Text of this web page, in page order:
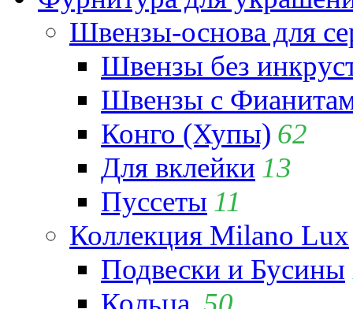
Швензы-основа для
Швензы без
Швензы с
Конго (Хупы) 62
Для вклейки 13
Пуссеты 11
Коллекция Milano Lux
Подвески и Бусины